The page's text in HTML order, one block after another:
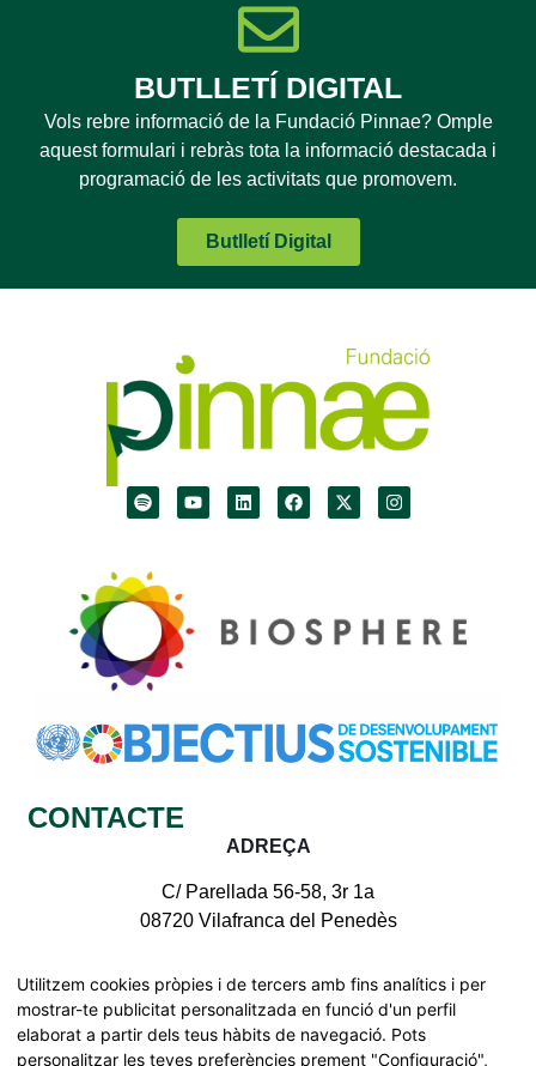
BUTLLETÍ DIGITAL
Vols rebre informació de la Fundació Pinnae? Omple
aquest formulari i rebràs tota la informació destacada i
programació de les activitats que promovem.
Butlletí Digital
CONTACTE
ADREÇA
C/ Parellada 56-58, 3r 1a
08720 Vilafranca del Penedès
Utilitzem cookies pròpies i de tercers amb fins analítics i per
mostrar-te publicitat personalitzada en funció d'un perfil
elaborat a partir dels teus hàbits de navegació. Pots
personalitzar les teves preferències prement "Configuració",